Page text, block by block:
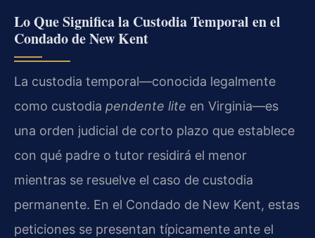
Lo Que Significa la Custodia Temporal en el
Condado de New Kent
La custodia temporal—conocida legalmente
como custodia pendente lite en Virginia—es
una orden judicial de corto plazo que establece
con qué padre o tutor residirá el menor
mientras se resuelve el caso de custodia
permanente. En el Condado de New Kent, estas
peticiones se presentan típicamente ante el